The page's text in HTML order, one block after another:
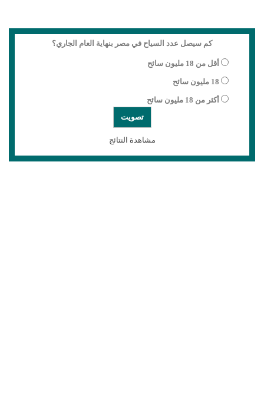
كم سيصل عدد السياح في مصر بنهاية العام الجاري؟
أقل من 18 مليون سائح
18 مليون سائح
أكثر من 18 مليون سائح
مشاهدة النتائج